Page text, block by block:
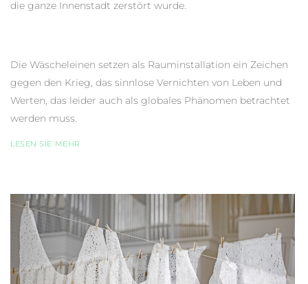
die ganze Innenstadt zerstört wurde.
Die Wäscheleinen setzen als Rauminstallation ein Zeichen
gegen den Krieg, das sinnlose Vernichten von Leben und
Werten, das leider auch als globales Phänomen betrachtet
werden muss.
LESEN SIE MEHR